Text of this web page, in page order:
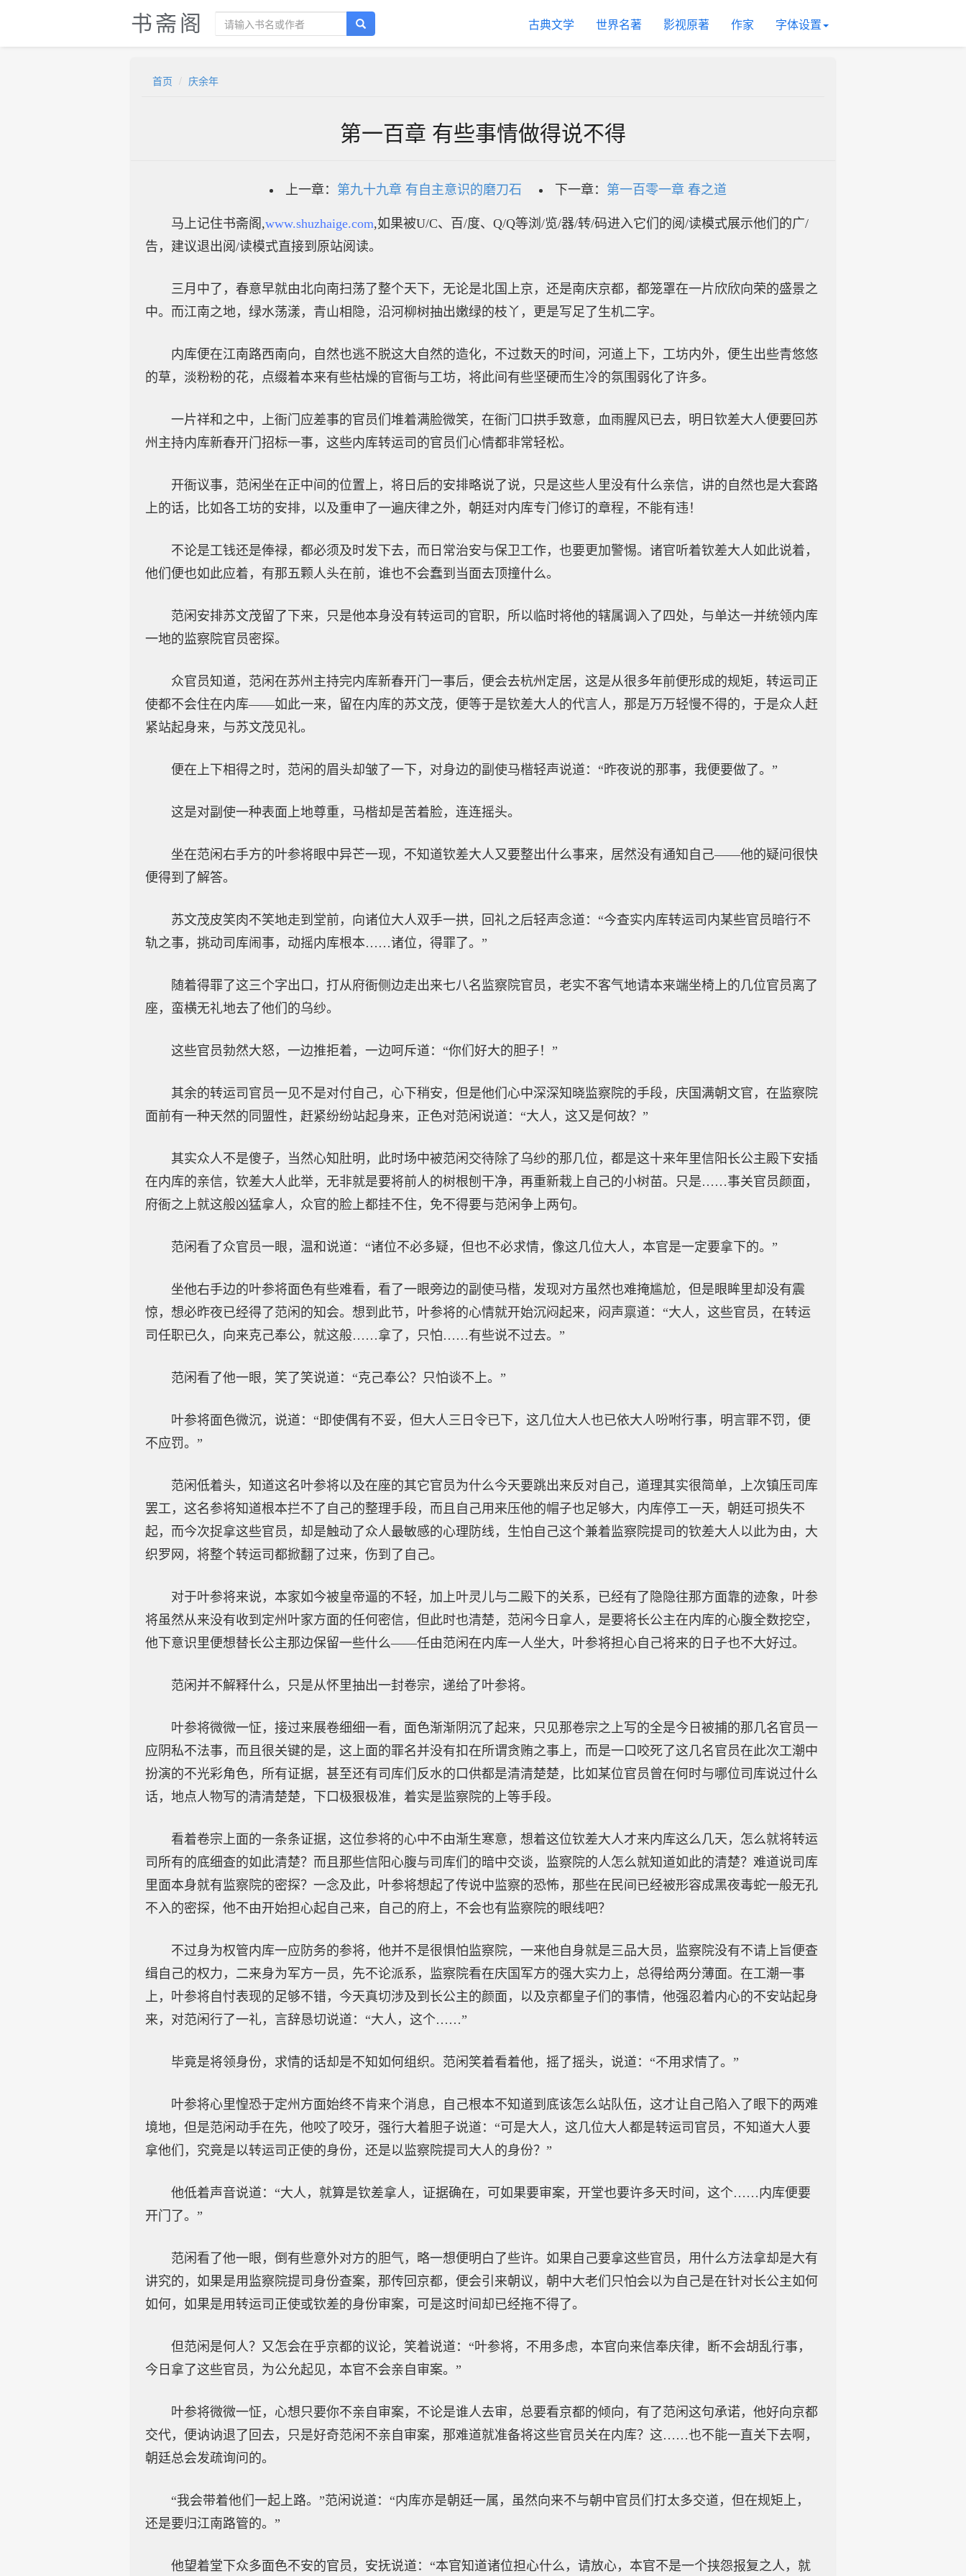
书斋阁 古典文学 世界名著 影视原著 作家 字体设置
首页 庆余年
第一百章 有些事情做得说不得
上一章： 第九十九章 有自主意识的磨刀石 下一章： 第一百零一章 春之道
马上记住书斋阁,www.shuzhaige.com,如果被U/C、百/度、Q/Q等浏/览/器/转/码进入它们的阅/读模式展示他们的广/
告，建议退出阅/读模式直接到原站阅读。
三月中了，春意早就由北向南扫荡了整个天下，无论是北国上京，还是南庆京都，都笼罩在一片欣欣向荣的盛景之
中。而江南之地，绿水荡漾，青山相隐，沿河柳树抽出嫩绿的枝丫，更是写足了生机二字。
内库便在江南路西南向，自然也逃不脱这大自然的造化，不过数天的时间，河道上下，工坊内外，便生出些青悠悠
的草，淡粉粉的花，点缀着本来有些枯燥的官衙与工坊，将此间有些坚硬而生冷的氛围弱化了许多。
一片祥和之中，上衙门应差事的官员们堆着满脸微笑，在衙门口拱手致意，血雨腥风已去，明日钦差大人便要回苏
州主持内库新春开门招标一事，这些内库转运司的官员们心情都非常轻松。
开衙议事，范闲坐在正中间的位置上，将日后的安排略说了说，只是这些人里没有什么亲信，讲的自然也是大套路
上的话，比如各工坊的安排，以及重申了一遍庆律之外，朝廷对内库专门修订的章程，不能有违！
不论是工钱还是俸禄，都必须及时发下去，而日常治安与保卫工作，也要更加警惕。诸官听着钦差大人如此说着，
他们便也如此应着，有那五颗人头在前，谁也不会蠢到当面去顶撞什么。
范闲安排苏文茂留了下来，只是他本身没有转运司的官职，所以临时将他的辖属调入了四处，与单达一并统领内库
一地的监察院官员密探。
众官员知道，范闲在苏州主持完内库新春开门一事后，便会去杭州定居，这是从很多年前便形成的规矩，转运司正
使都不会住在内库——如此一来，留在内库的苏文茂，便等于是钦差大人的代言人，那是万万轻慢不得的，于是众人赶
紧站起身来，与苏文茂见礼。
便在上下相得之时，范闲的眉头却皱了一下，对身边的副使马楷轻声说道：“昨夜说的那事，我便要做了。”
这是对副使一种表面上地尊重，马楷却是苦着脸，连连摇头。
坐在范闲右手方的叶参将眼中异芒一现，不知道钦差大人又要整出什么事来，居然没有通知自己——他的疑问很快
便得到了解答。
苏文茂皮笑肉不笑地走到堂前，向诸位大人双手一拱，回礼之后轻声念道：“今查实内库转运司内某些官员暗行不
轨之事，挑动司库闹事，动摇内库根本……诸位，得罪了。”
随着得罪了这三个字出口，打从府衙侧边走出来七八名监察院官员，老实不客气地请本来端坐椅上的几位官员离了
座，蛮横无礼地去了他们的乌纱。
这些官员勃然大怒，一边推拒着，一边呵斥道：“你们好大的胆子！”
其余的转运司官员一见不是对付自己，心下稍安，但是他们心中深深知晓监察院的手段，庆国满朝文官，在监察院
面前有一种天然的同盟性，赶紧纷纷站起身来，正色对范闲说道：“大人，这又是何故？”
其实众人不是傻子，当然心知肚明，此时场中被范闲交待除了乌纱的那几位，都是这十来年里信阳长公主殿下安插
在内库的亲信，钦差大人此举，无非就是要将前人的树根刨干净，再重新栽上自己的小树苗。只是……事关官员颜面，
府衙之上就这般凶猛拿人，众官的脸上都挂不住，免不得要与范闲争上两句。
范闲看了众官员一眼，温和说道：“诸位不必多疑，但也不必求情，像这几位大人，本官是一定要拿下的。”
坐他右手边的叶参将面色有些难看，看了一眼旁边的副使马楷，发现对方虽然也难掩尴尬，但是眼眸里却没有震
惊，想必昨夜已经得了范闲的知会。想到此节，叶参将的心情就开始沉闷起来，闷声禀道：“大人，这些官员，在转运
司任职已久，向来克己奉公，就这般……拿了，只怕……有些说不过去。”
范闲看了他一眼，笑了笑说道：“克己奉公？只怕谈不上。”
叶参将面色微沉，说道：“即使偶有不妥，但大人三日令已下，这几位大人也已依大人吩咐行事，明言罪不罚，便
不应罚。”
范闲低着头，知道这名叶参将以及在座的其它官员为什么今天要跳出来反对自己，道理其实很简单，上次镇压司库
罢工，这名参将知道根本拦不了自己的整理手段，而且自己用来压他的帽子也足够大，内库停工一天，朝廷可损失不
起，而今次捉拿这些官员，却是触动了众人最敏感的心理防线，生怕自己这个兼着监察院提司的钦差大人以此为由，大
织罗网，将整个转运司都掀翻了过来，伤到了自己。
对于叶参将来说，本家如今被皇帝逼的不轻，加上叶灵儿与二殿下的关系，已经有了隐隐往那方面靠的迹象，叶参
将虽然从来没有收到定州叶家方面的任何密信，但此时也清楚，范闲今日拿人，是要将长公主在内库的心腹全数挖空，
他下意识里便想替长公主那边保留一些什么——任由范闲在内库一人坐大，叶参将担心自己将来的日子也不大好过。
范闲并不解释什么，只是从怀里抽出一封卷宗，递给了叶参将。
叶参将微微一怔，接过来展卷细细一看，面色渐渐阴沉了起来，只见那卷宗之上写的全是今日被捕的那几名官员一
应阴私不法事，而且很关键的是，这上面的罪名并没有扣在所谓贪贿之事上，而是一口咬死了这几名官员在此次工潮中
扮演的不光彩角色，所有证据，甚至还有司库们反水的口供都是清清楚楚，比如某位官员曾在何时与哪位司库说过什么
话，地点人物写的清清楚楚，下口极狠极准，着实是监察院的上等手段。
看着卷宗上面的一条条证据，这位参将的心中不由渐生寒意，想着这位钦差大人才来内库这么几天，怎么就将转运
司所有的底细查的如此清楚？而且那些信阳心腹与司库们的暗中交谈，监察院的人怎么就知道如此的清楚？难道说司库
里面本身就有监察院的密探？一念及此，叶参将想起了传说中监察的恐怖，那些在民间已经被形容成黑夜毒蛇一般无孔
不入的密探，他不由开始担心起自己来，自己的府上，不会也有监察院的眼线吧？
不过身为权管内库一应防务的参将，他并不是很惧怕监察院，一来他自身就是三品大员，监察院没有不请上旨便查
缉自己的权力，二来身为军方一员，先不论派系，监察院看在庆国军方的强大实力上，总得给两分薄面。在工潮一事
上，叶参将自忖表现的足够不错，今天真切涉及到长公主的颜面，以及京都皇子们的事情，他强忍着内心的不安站起身
来，对范闲行了一礼，言辞恳切说道：“大人，这个……”
毕竟是将领身份，求情的话却是不知如何组织。范闲笑着看着他，摇了摇头，说道：“不用求情了。”
叶参将心里惶恐于定州方面始终不肯来个消息，自己根本不知道到底该怎么站队伍，这才让自己陷入了眼下的两难
境地，但是范闲动手在先，他咬了咬牙，强行大着胆子说道：“可是大人，这几位大人都是转运司官员，不知道大人要
拿他们，究竟是以转运司正使的身份，还是以监察院提司大人的身份？”
他低着声音说道：“大人，就算是钦差拿人，证据确在，可如果要审案，开堂也要许多天时间，这个……内库便要
开门了。”
范闲看了他一眼，倒有些意外对方的胆气，略一想便明白了些许。如果自己要拿这些官员，用什么方法拿却是大有
讲究的，如果是用监察院提司身份查案，那传回京都，便会引来朝议，朝中大老们只怕会以为自己是在针对长公主如何
如何，如果是用转运司正使或钦差的身份审案，可是这时间却已经拖不得了。
但范闲是何人？又怎会在乎京都的议论，笑着说道：“叶参将，不用多虑，本官向来信奉庆律，断不会胡乱行事，
今日拿了这些官员，为公允起见，本官不会亲自审案。”
叶参将微微一怔，心想只要你不亲自审案，不论是谁人去审，总要看京都的倾向，有了范闲这句承诺，他好向京都
交代，便讷讷退了回去，只是好奇范闲不亲自审案，那难道就准备将这些官员关在内库？这……也不能一直关下去啊，
朝廷总会发疏询问的。
“我会带着他们一起上路。”范闲说道：“内库亦是朝廷一属，虽然向来不与朝中官员们打太多交道，但在规矩上，
还是要归江南路管的。”
他望着堂下众多面色不安的官员，安抚说道：“本官知道诸位担心什么，请放心，本官不是一个挟怨报复之人，就